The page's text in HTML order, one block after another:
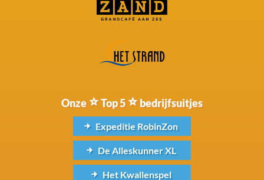
Onze Top 5 bedrijfsuitjes
Expeditie RobinZon
De Alleskunner XL
Het Kwallenspel